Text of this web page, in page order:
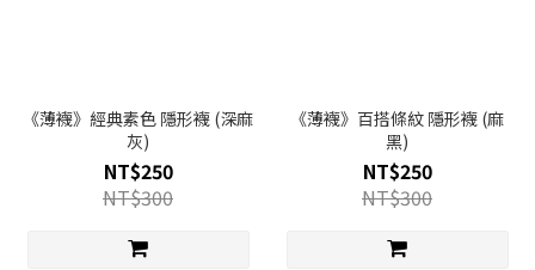
《薄襪》經典素色 隱形襪 (深麻
灰)
NT$250
NT$300
《薄襪》百搭條紋 隱形襪 (麻
黑)
NT$250
NT$300